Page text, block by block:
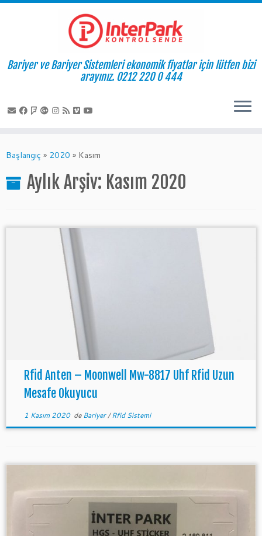
to
Bariyer ve Bariyer Sistemleri ekonomik fiyatlar için lütfen bizi
arayınız. 0212 220 0 444
Başlangıç » 2020 » Kasım
Aylık Arşiv: Kasım 2020
Rfid Anten – Moonwell Mw-8817 Uhf Rfid Uzun
Mesafe Okuyucu
1 Kasım 2020deBariyer/Rfid Sistemi